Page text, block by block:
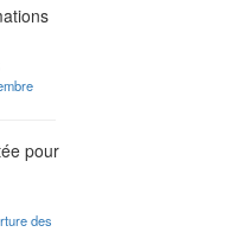
pour
des